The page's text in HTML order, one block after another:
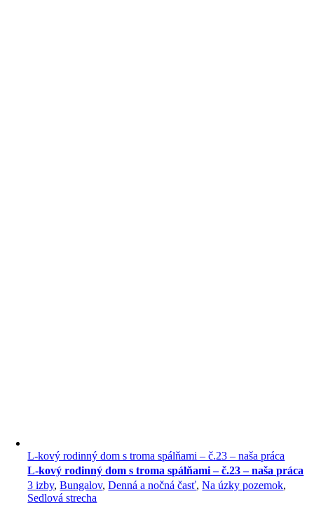
L-kový rodinný dom s troma spálňami – č.23 – naša práca
L-kový rodinný dom s troma spálňami – č.23 – naša práca
3 izby,Bungalov,Denná a nočná časť,Na úzky pozemok,
Sedlová strecha